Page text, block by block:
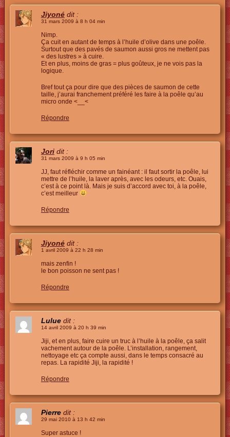
Jiyoné dit :
31 mars 2009 à 8 h 04 min
Nimp.
Ça cuit en autant de temps à l’huile d’olive dans une poêle.
Surtout que des pavés de saumon aussi gros ne mettent pas
« des lustres » à cuire.
Et en plus, moins de gras = plus goûteux, je ne vois pas la
logique.
Bref tout ça pour dire que des pièces de saumon de cette
taille, j’aurai franchement préféré les faire à la poêle qu’au
micro onde <__<
Répondre
Jori dit :
31 mars 2009 à 9 h 05 min
JJ, faut réfléchir comme un fainéant : il faut sortir la poêle, lui
mettre de l’huile, la laver après, avec les odeurs, etc. Ouais,
c’est à ce point là. Mais je suis d’accord avec toi, à la poêle,
c’est meilleur
Répondre
Jiyoné dit :
1 avril 2009 à 22 h 28 min
mais zenfin !
le bon poisson ne sent pas !
Répondre
Lulue dit :
14 avril 2009 à 20 h 39 min
Jiji, et en plus, faire cuire un truc à l’huile à la poêle, ça salit
vachement autour de la poêle. L’installation, rangement,
nettoyage etc ça compte aussi, dans le temps consacré au
repas. La rapidité Jiji, la rapidité !
Répondre
Pierre dit :
29 mai 2010 à 13 h 42 min
Super astuce !